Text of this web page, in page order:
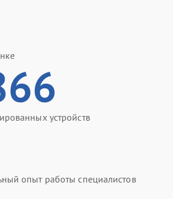
устройств
опыт работы специалистов